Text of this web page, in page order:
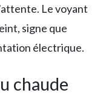
Le voyant
signe que
électrique.
chaude